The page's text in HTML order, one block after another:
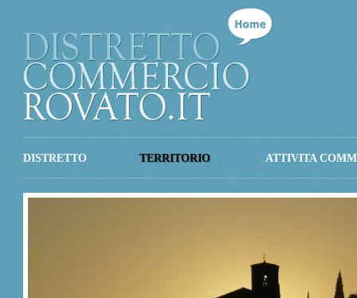
DISTRETTO TERRITORIO ATTIVITA